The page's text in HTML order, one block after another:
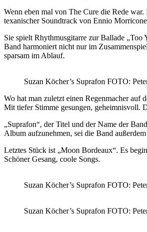
Wenn eben mal von The Cure die Rede
texanischer Soundtrack von Ennio
Sie spielt Rhythmusgitarre zur Ballade „Too
Band harmoniert nicht nur im
sparsam im Ablauf.
Suzan Köcher’s Suprafon FOTO:
Wo hat man zuletzt einen Regenmacher auf
Mit tiefer Stimme gesungen, geheimnisvoll.
„Suprafon“, der Titel und der Name der
Album aufzunehmen, sei die Band
Letztes Stück ist „Moon Bordeaux“. Es
Schöner Gesang, coole Songs.
Suzan Köcher’s Suprafon FOTO:
Suzan Köcher’s Suprafon FOTO: